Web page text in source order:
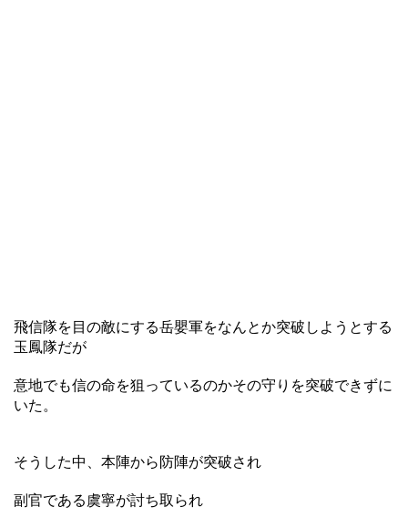
飛信隊を目の敵にする岳嬰軍をなんとか突破しようとする
玉鳳隊だが
意地でも信の命を狙っているのかその守りを突破できずに
いた。
そうした中、本陣から防陣が突破され
副官である虞寧が討ち取られ